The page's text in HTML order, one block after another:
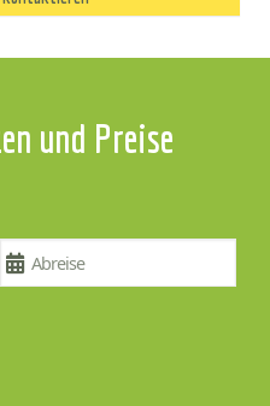
und Preise